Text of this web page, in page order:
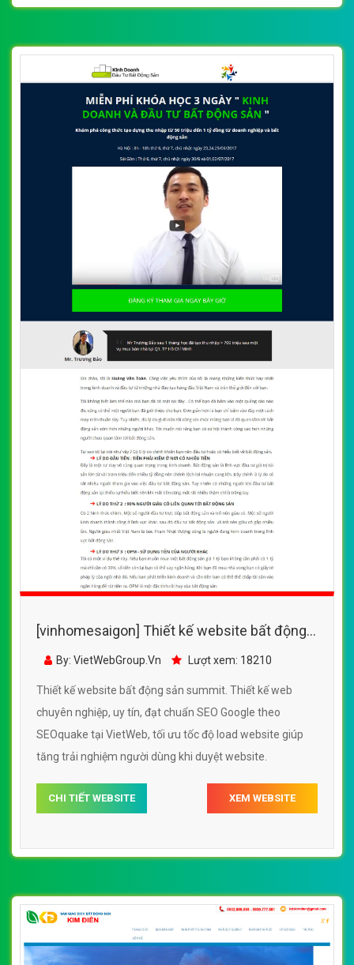
[vinhomesaigon] Thiết kế website bất động
sản summit đẹp, chuyên nghiệp chuẩn SEO
By: VietWebGroup.Vn Lượt xem: 18210
Thiết kế website bất động sản summit. Thiết kế web
chuyên nghiệp, uy tín, đạt chuẩn SEO Google theo
SEOquake tại VietWeb, tối ưu tốc độ load website giúp
tăng trải nghiệm người dùng khi duyệt website.
CHI TIẾT WEBSITE XEM WEBSITE